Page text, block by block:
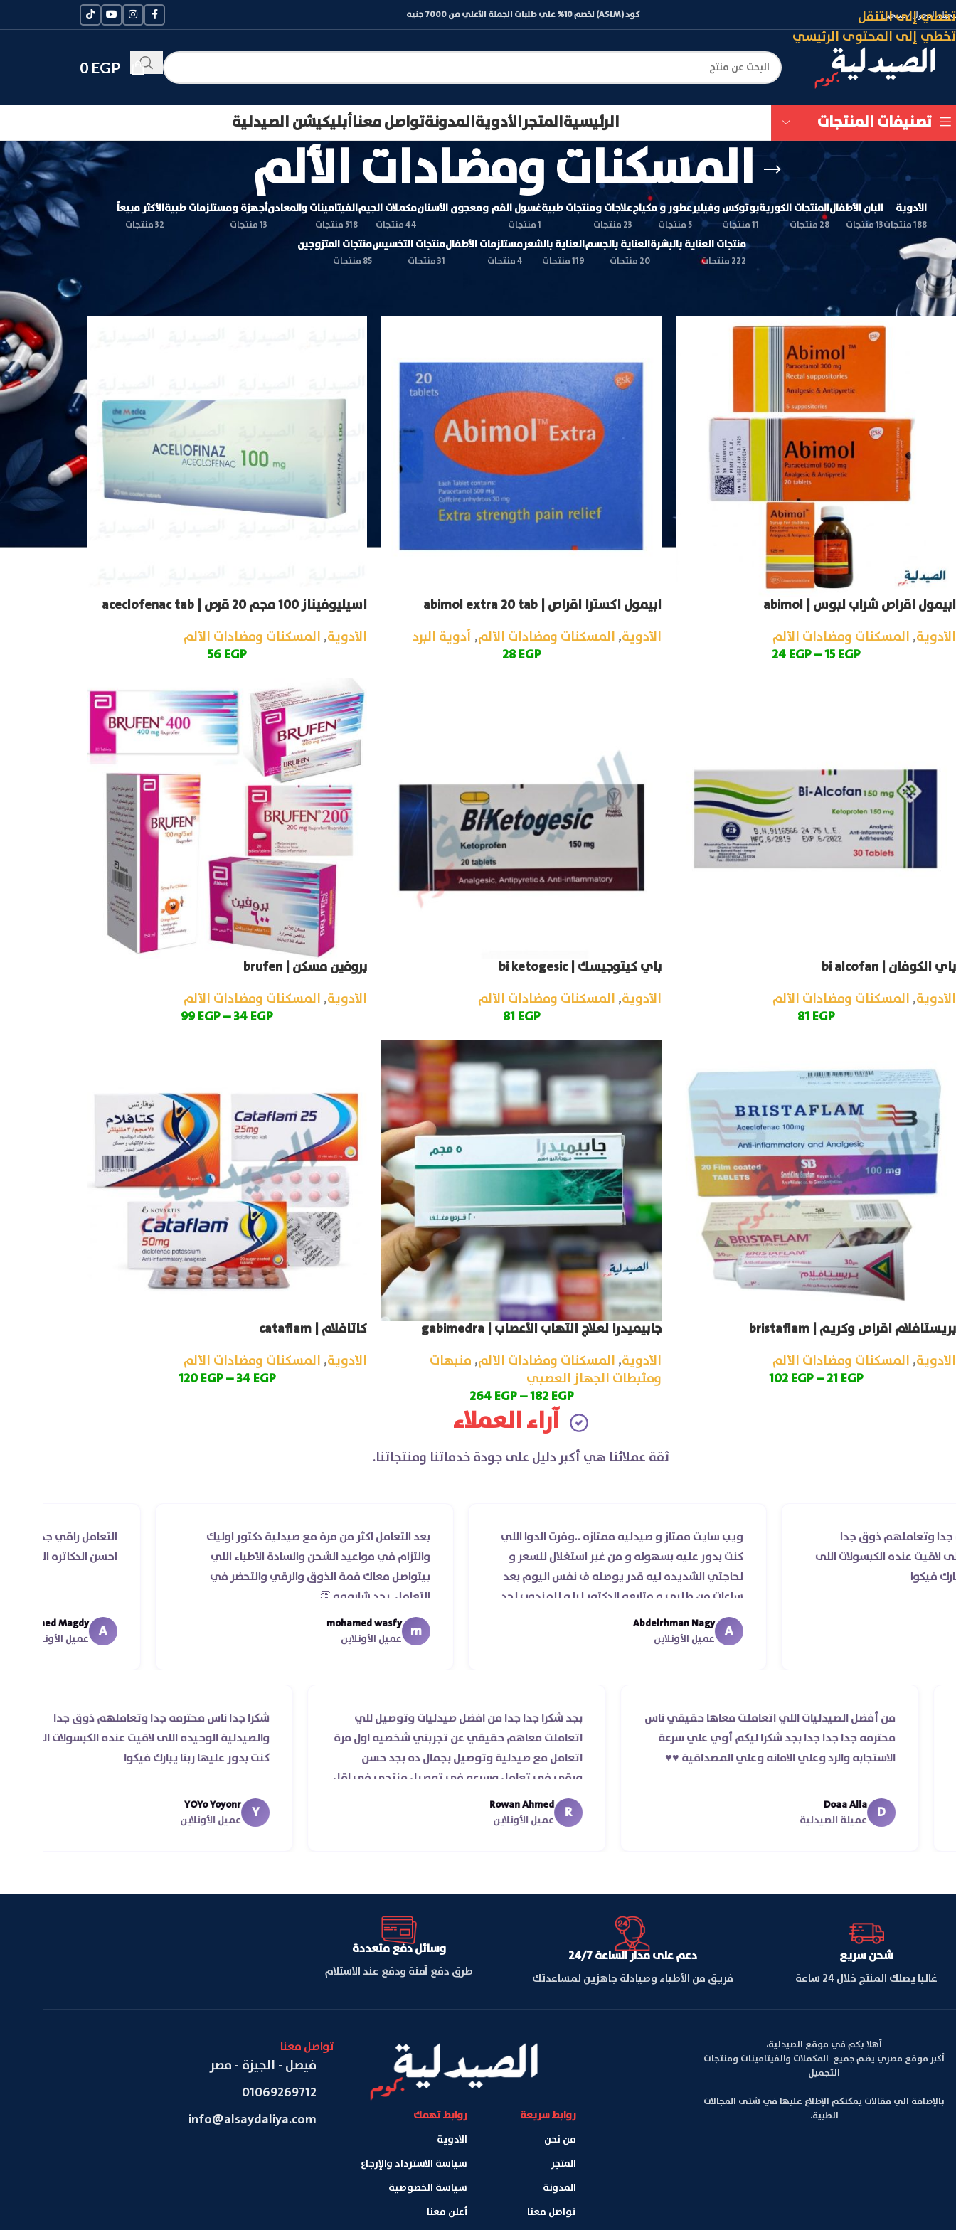
تخطي إلى التنقل
تخطي إلى المحتوى الرئيسي
الدخول / تسجيل كود (ASLM) لخصم 10% علي طلبات الجملة الأعلي من 7000 جنيه
0 EGP
تصنيفات المنتجات الرئيسيةالمتجرالأدويةالمدونةتواصل معناأبليكيشن الصيدلية
المسكنات ومضادات الألم الأدوية
188 منتجات
البان الأطفال
13 منتجات
المنتجات الكورية
28 منتجات
بوتوكس وفيلير
11 منتجات
عطور و مكياج
5 منتجات
علاجات ومنتجات طبية
23 منتجات
غسول الفم ومعجون الأسنان
1 منتجات
مكملات الجيم
44 منتجات
الفيتامينات والمعادن
518 منتجات
أجهزة ومستلزمات طبية
13 منتجات
الأكثر مبيعاً
32 منتجات
منتجات العناية بالبشرة
222 منتجات
العناية بالجسم
20 منتجات
العناية بالشعر
119 منتجات
مستلزمات الأطفال
4 منتجات
منتجات التخسيس
31 منتجات
منتجات المتزوجين
85 منتجات
الرئيسية
ابيمول اقراص شراب لبوس | abimol
الأدوية, المسكنات ومضادات الألم
15EGP
–
24EGP
ابيمول اكسترا اقراص | abimol extra 20 tab
الأدوية, المسكنات ومضادات الألم, أدوية البرد
28EGP
اسيليوفيناز 100 مجم 20 قرص | aceclofenac tab
الأدوية, المسكنات ومضادات الألم
56EGP
باي الكوفان | bi alcofan
الأدوية, المسكنات ومضادات الألم
81EGP
باي كيتوجيسك | bi ketogesic
الأدوية, المسكنات ومضادات الألم
81EGP
بروفين مسكن | brufen
الأدوية, المسكنات ومضادات الألم
34EGP
–
99EGP
بريستافلام اقراص وكريم | bristaflam
الأدوية, المسكنات ومضادات الألم
21EGP
–
102EGP
جابيميدرا لعلاج التهاب الأعصاب | gabimedra
الأدوية, المسكنات ومضادات الألم, منبهات
ومثبطات الجهاز العصبي
182EGP
–
264EGP
كاتافلام | cataflam
الأدوية, المسكنات ومضادات الألم
34EGP
–
120EGP
آراء العملاء
ثقة عملائنا هي أكبر دليل على جودة خدماتنا ومنتجاتنا.
جدا
اللى
ويب سايت ممتاز و صيدليه ممتازه ..وفرت الدوا اللي
كنت بدور عليه بسهوله و من غير استغلال للسعر و
لحاجتي الشديده ليه قدر يوصله ف نفس اليوم بعد
ساعات من طلبي و متابعه الدكتور ليا و للمندوب لحد
ما استلمت بالرغم من انتهاء موعد عمله ..فضل يتابع
معايا لحد ما استلمت ..شكرا جزيلا ليكم
Abdelrhman Nagy
عميل الأونلاين
بعد التعامل اكثر من مرة مع صيدلية دكتور اوليك
والتزام في مواعيد الشحن والسادة الأطباء اللي
بيتواصل معاك قمة الذوق والرقي والتحضر في
التعامل. بجد شابووو 👏‏
mohamed wasfy
عميل الأونلاين
التعامل راقي جدا و الخدمه محترمه و
احسن الدكاتره الي اتعاملت معاهم
Ahmed Magdy
عميل الأونلاين
الطلب والرد
الأوردر ده غير
من أفضل الصيدليات اللي اتعاملت معاها حقيقي ناس
محترمه جدا جدا جدا بجد شكرا ليكم أوي علي سرعة
الاستجابه والرد وعلي الامانه وعلي المصداقية ♥️♥️‏
بجد شكرا جدا جدا من افضل صيدليات وتوصيل للي
اتعاملت معاهم حقيقي عن تجربتي شخصيه اول مرة
اتعامل مع صيدلية وتوصيل بجمال ده بجد حسن
ورقي في تعامل وسرعه في توصيل منتجي في اقل
من يومين من اسكندرية للقاهره ..
شكرا جدا ناس محترمه جدا وتعاملهم
والصيدلية الوحيده اللى لاقيت عنده
كنت بدور عليها ربنا يبارك فيكوا
شحن سريع
غالبا يصلك المنتج خلال 24 ساعة
دعم على مدار الساعة 24/7
فريق من الأطباء وصيادلة جاهزين لمساعدتك
وسائل دفع متعددة
طرق دفع آمنة ودفع عند الاستلام
أهلا بكم في موقع الصيدلية،
أكبر موقع مصري يضم جميع المكملات والفيتامينات ومنتجات
التجميل
بالإضافة الي مقالات يمكنكم الإطلاع عليها في شتى المجالات
الطبية.
روابط سريعة
من نحن
المتجر
المدونة
تواصل معنا
روابط تهمك
الادوية
سياسة الاسترداد والإرجاع
سياسة الخصوصية
أعلن معنا
تواصل معنا
فيصل - الجيزة - مصر
01069269712
info@alsaydaliya.com